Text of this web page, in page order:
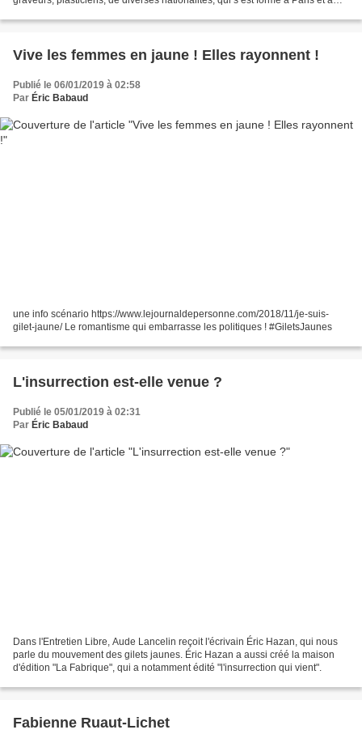
Vive les femmes en jaune ! Elles rayonnent !
Publié le 06/01/2019 à 02:58
Par Éric Babaud
une info scénario https://www.lejournaldepersonne.com/2018/11/je-suis-
gilet-jaune/ Le romantisme qui embarrasse les politiques ! #GiletsJaunes
L'insurrection est-elle venue ?
Publié le 05/01/2019 à 02:31
Par Éric Babaud
Dans l'Entretien Libre, Aude Lancelin reçoit l'écrivain Éric Hazan, qui nous
parle du mouvement des gilets jaunes. Éric Hazan a aussi créé la maison
d'édition "La Fabrique", qui a notamment édité "l'insurrection qui vient".
Fabienne Ruaut-Lichet